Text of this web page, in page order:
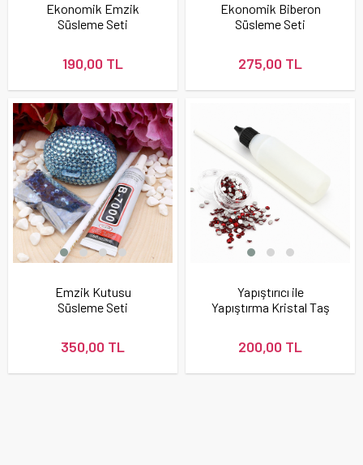
Ekonomik Emzik
Süsleme Seti
190,00 TL
Ekonomik Biberon
Süsleme Seti
275,00 TL
Emzik Kutusu
Süsleme Seti
350,00 TL
Yapıştırıcı ile
Yapıştırma Kristal Taş
200,00 TL